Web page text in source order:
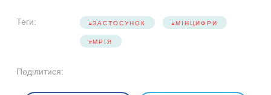
Теги: ЗАСТОСУНОК МІНЦИФРИ
МРІЯ
Поділитися: